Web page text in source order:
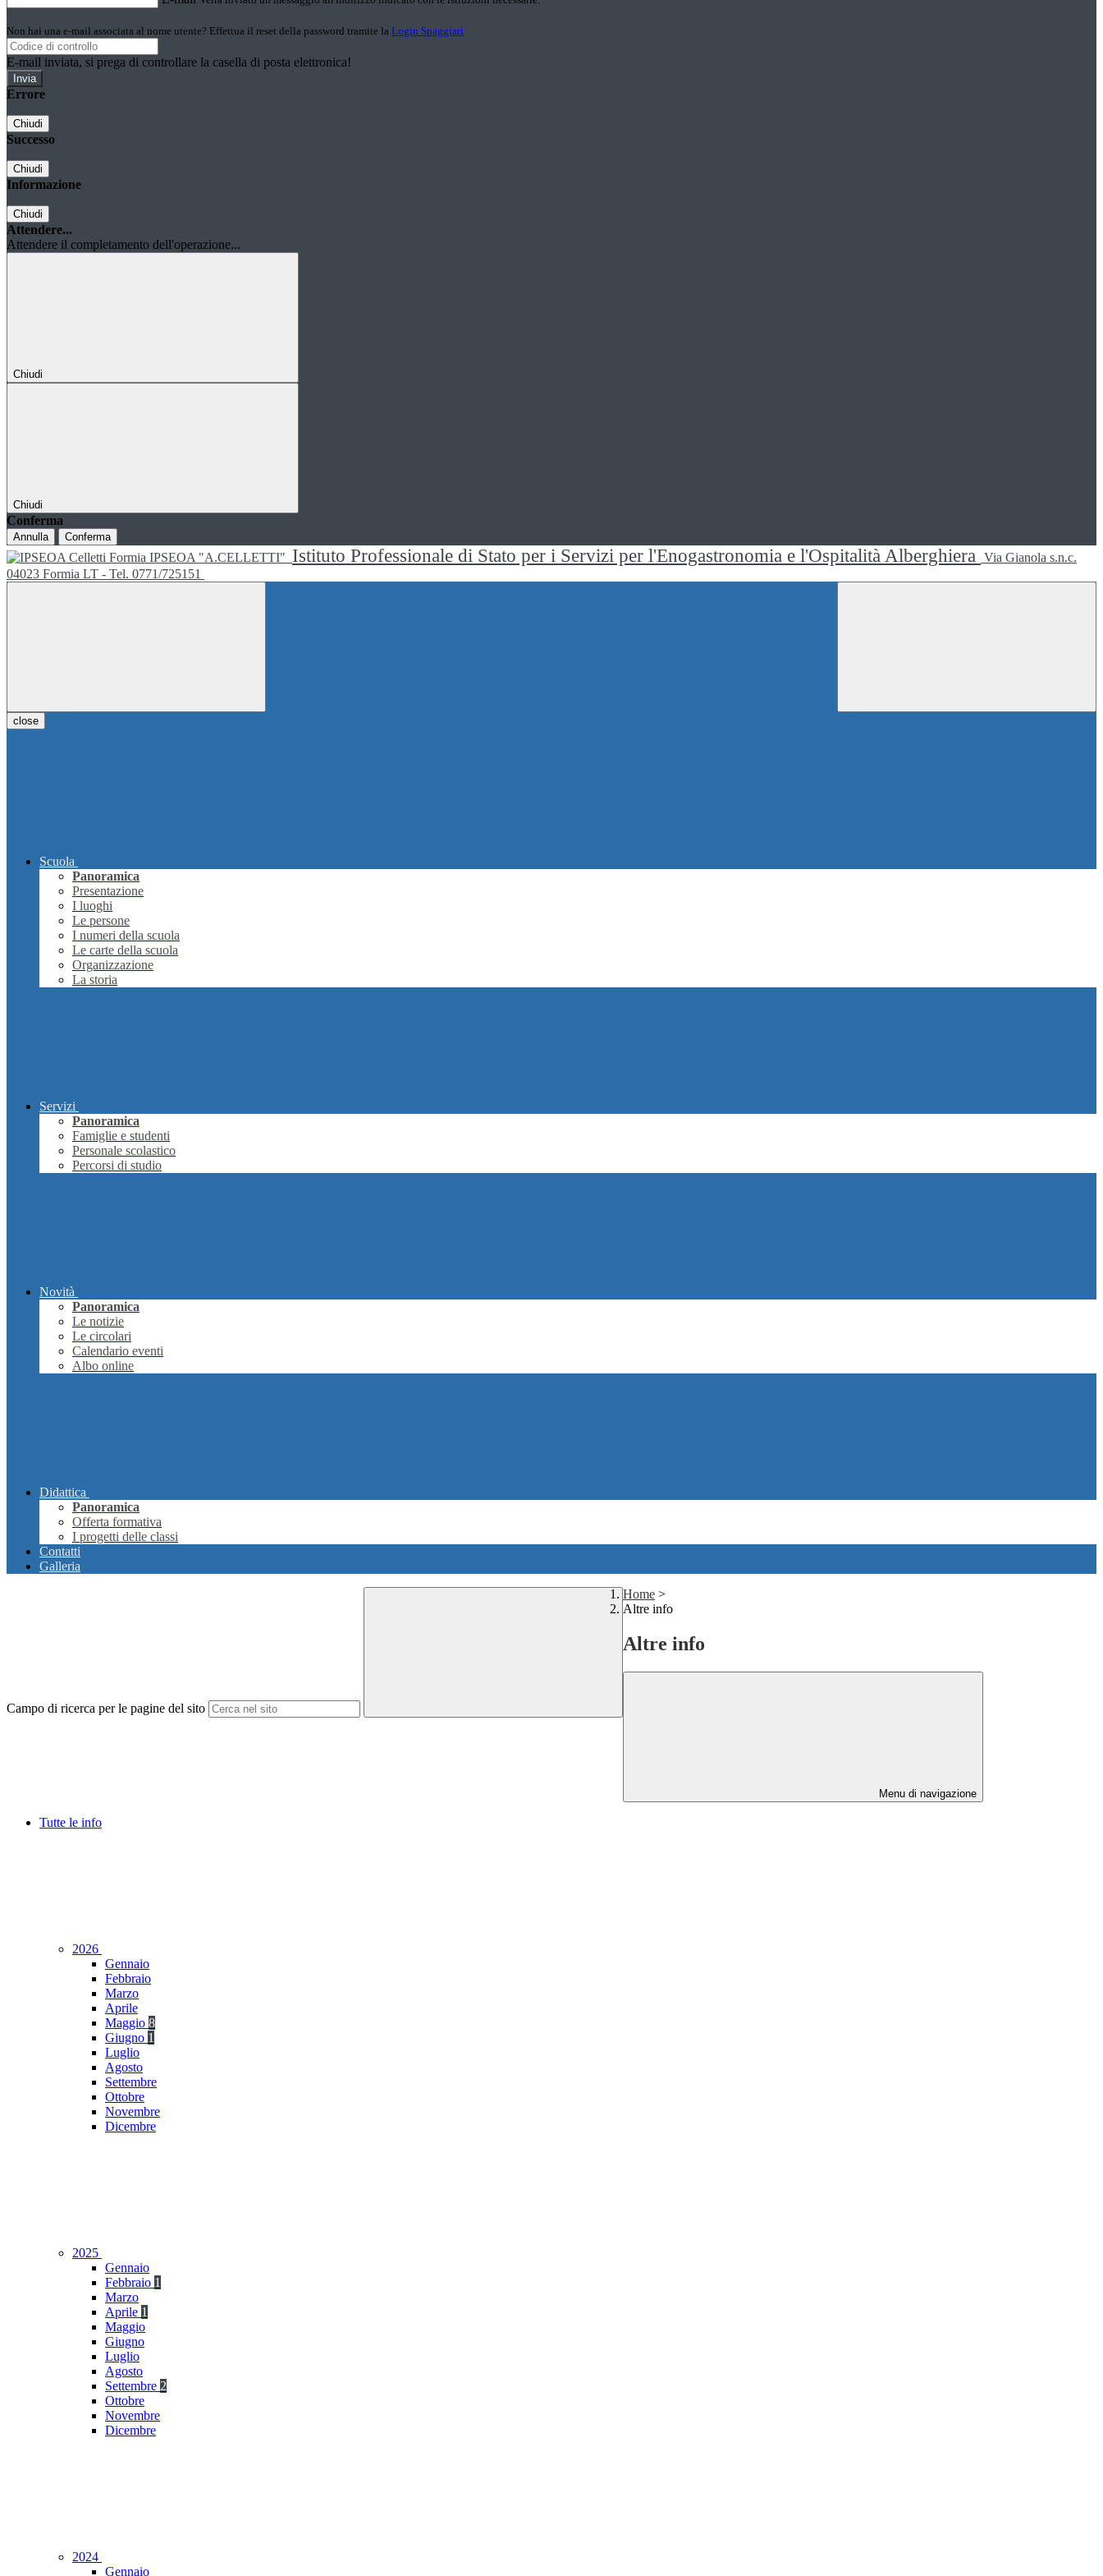
Non hai una e-mail associata al nome utente? Effettua il reset della password tramite la Login Spaggiari
E-mail inviata, si prega di controllare la casella di posta elettronica!
Errore
Chiudi
Successo
Chiudi
Informazione
Chiudi
Attendere...
Attendere il completamento dell'operazione...
Chiudi
Chiudi
Conferma
Annulla Conferma
IPSEOA "A.CELLETTI" Istituto Professionale di Stato per i Servizi per l'Enogastronomia e l'Ospitalità Alberghiera Via Gianola s.n.c.
04023 Formia LT - Tel. 0771/725151
close
Scuola
Panoramica
Presentazione
I luoghi
Le persone
I numeri della scuola
Le carte della scuola
Organizzazione
La storia
Servizi
Panoramica
Famiglie e studenti
Personale scolastico
Percorsi di studio
Novità
Panoramica
Le notizie
Le circolari
Calendario eventi
Albo online
Didattica
Panoramica
Offerta formativa
I progetti delle classi
Contatti
Galleria
Campo di ricerca per le pagine del sito
Home >
Altre info
Altre info
Menu di navigazione
Tutte le info
2026
Gennaio
Febbraio
Marzo
Aprile
Maggio 8
Giugno 1
Luglio
Agosto
Settembre
Ottobre
Novembre
Dicembre
2025
Gennaio
Febbraio 1
Marzo
Aprile 1
Maggio
Giugno
Luglio
Agosto
Settembre 2
Ottobre
Novembre
Dicembre
2024
Gennaio